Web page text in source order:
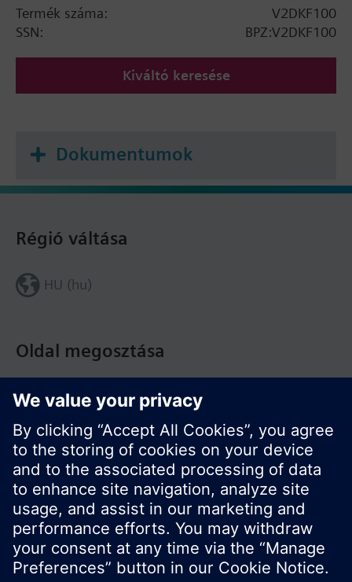
Termék száma:
V2DKF100
SSN:
BPZ:V2DKF100
Kiváltó keresése
Dokumentumok
Oldal megosztása
Régió váltása
HU (hu)
© Siemens Switzerland Ltd. Building Technologies
Division - 2016